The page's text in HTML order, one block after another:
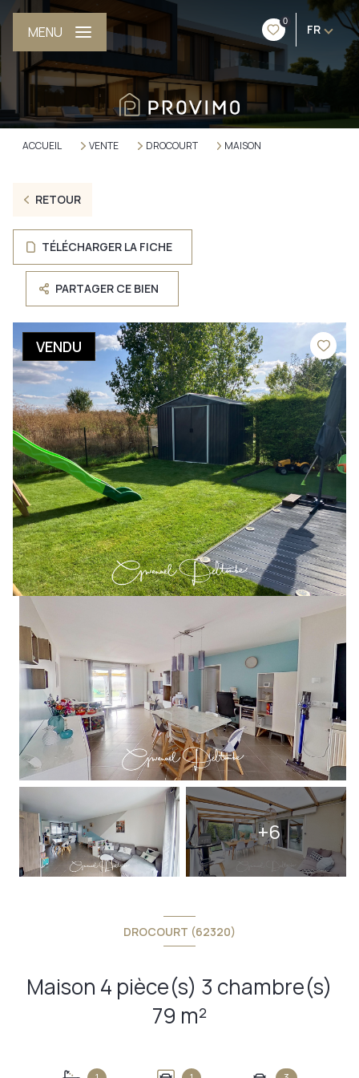
0
FR
MENU
ACCUEIL VENTE DROCOURT MAISON
RETOUR
TÉLÉCHARGER LA FICHE
PARTAGER CE BIEN
VENDU
+6
DROCOURT (62320)
Maison 4 pièce(s) 3 chambre(s)
79 m²